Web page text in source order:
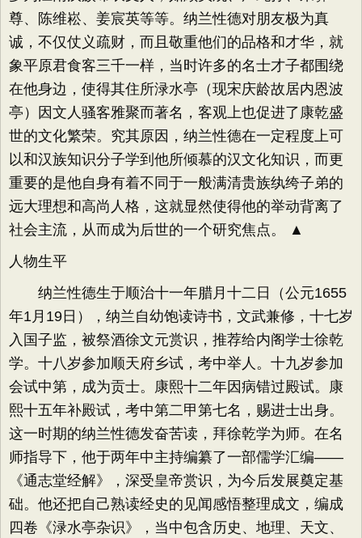
尊、陈维崧、姜宸英等等。纳兰性德对朋友极为真
诚，不仅仗义疏财，而且敬重他们的品格和才华，就
象平原君食客三千一样，当时许多的名士才子都围绕
在他身边，使得其住所渌水亭（现宋庆龄故居内恩波
亭）因文人骚客雅聚而著名，客观上也促进了康乾盛
世的文化繁荣。究其原因，纳兰性德在一定程度上可
以和汉族知识分子学到他所倾慕的汉文化知识，而更
重要的是他自身有着不同于一般满清贵族纨绔子弟的
远大理想和高尚人格，这就显然使得他的举动背离了
社会主流，从而成为后世的一个研究焦点。 ▲
人物生平
纳兰性德生于顺治十一年腊月十二日（公元1655
年1月19日），纳兰自幼饱读诗书，文武兼修，十七岁
入国子监，被祭酒徐文元赏识，推荐给内阁学士徐乾
学。十八岁参加顺天府乡试，考中举人。十九岁参加
会试中第，成为贡士。康熙十二年因病错过殿试。康
熙十五年补殿试，考中第二甲第七名，赐进士出身。
这一时期的纳兰性德发奋苦读，拜徐乾学为师。在名
师指导下，他于两年中主持编纂了一部儒学汇编——
《通志堂经解》，深受皇帝赏识，为今后发展奠定基
础。他还把自己熟读经史的见闻感悟整理成文，编成
四卷《渌水亭杂识》，当中包含历史、地理、天文、